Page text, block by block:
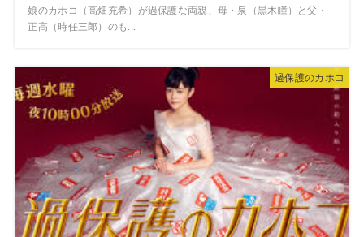
娘のカホコ（高畑充希）が過保護な両親、母・泉（黒木瞳）と父・
正高（時任三郎）のも...
過保護のカホコ